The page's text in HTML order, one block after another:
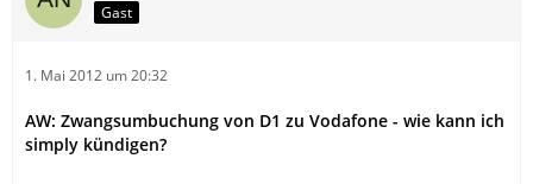
Gast
1. Mai 2012 um 20:32
AW: Zwangsumbuchung von D1 zu Vodafone - wie kann ich
simply kündigen?